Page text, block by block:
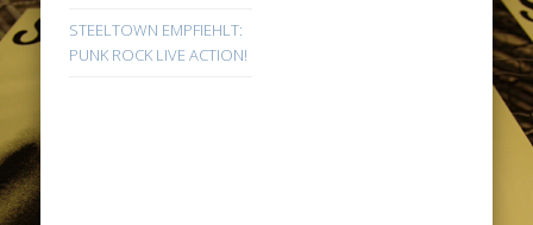
STEELTOWN EMPFIEHLT:
PUNK ROCK LIVE ACTION!